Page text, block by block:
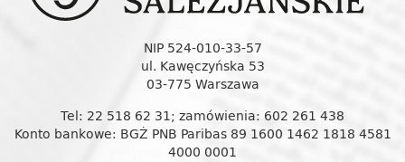
NIP 524-010-33-57
ul. Kawęczyńska 53
03-775 Warszawa
Tel: 22 518 62 31; zamówienia: 602 261 438
Konto bankowe: BGŻ PNB Paribas 89 1600 1462 1818 4581
4000 0001